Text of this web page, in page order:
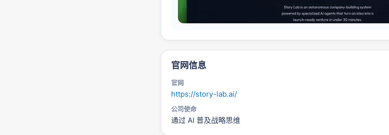
官网信息
官网
https://story-lab.ai/
公司使命
通过 AI 普及战略思维